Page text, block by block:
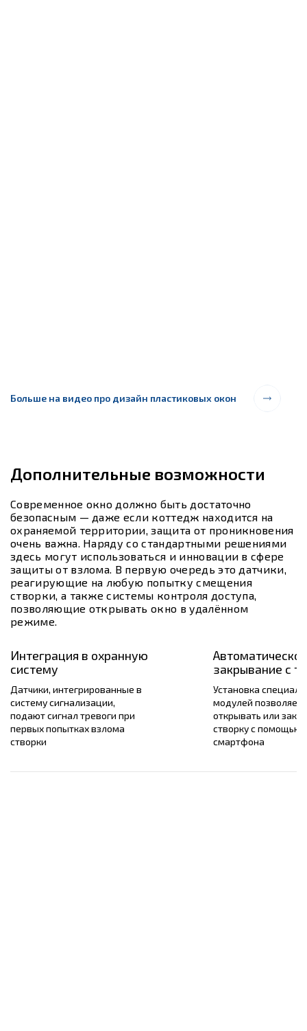
Больше на видео про дизайн пластиковых окон
Дополнительные возможности
Современное окно должно быть достаточно
безопасным — даже если коттедж находится на
охраняемой территории, защита от проникновения
очень важна. Наряду со стандартными решениями
здесь могут использоваться и инновации в сфере
защиты от взлома. В первую очередь это датчики,
реагирующие на любую попытку смещения
створки, а также системы контроля доступа,
позволяющие открывать окно в удалённом
режиме.
Интеграция в охранную
систему
Датчики, интегрированные в
систему сигнализации,
подают сигнал тревоги при
первых попытках взлома
створки
закрывание с
Установка
модулей позволяет
открывать или
створку с помощью
смартфона